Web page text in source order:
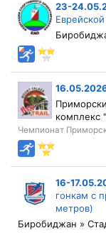
23-
комплекс
Чемпионат
16-
гонкам с
метров)
Биробиджан »